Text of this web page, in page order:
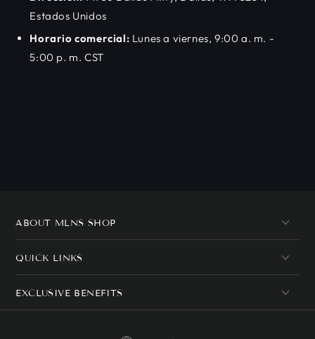
Estados Unidos
Horario comercial: Lunes a viernes, 9:00 a. m. -
5:00 p. m. CST
ABOUT MLNS SHOP
QUICK LINKS
EXCLUSIVE BENEFITS
Idioma